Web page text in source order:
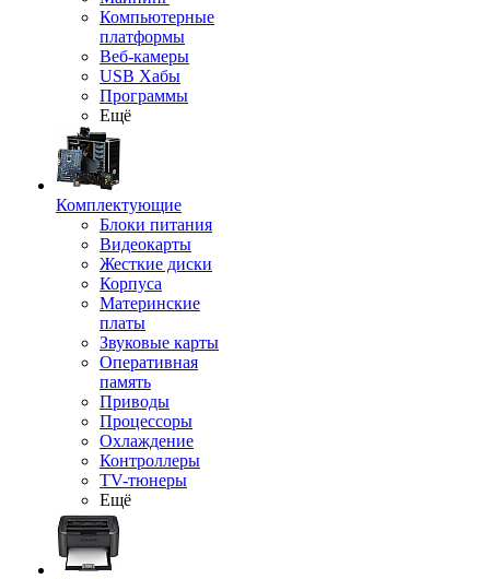
Компьютерные
платформы
Веб-камеры
USB Хабы
Программы
Ещё
Комплектующие
Блоки питания
Видеокарты
Жесткие диски
Корпуса
Материнские
платы
Звуковые карты
Оперативная
память
Приводы
Процессоры
Охлаждение
Контроллеры
TV-тюнеры
Ещё